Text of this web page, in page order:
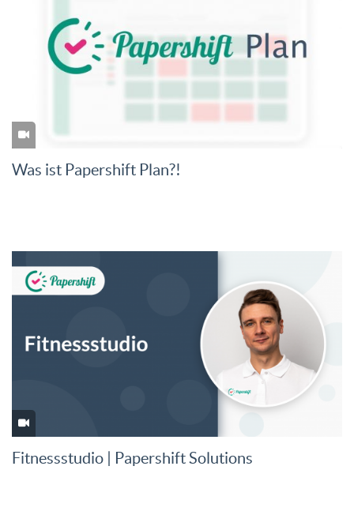
Was ist Papershift Plan?!
Fitnessstudio | Papershift Solutions